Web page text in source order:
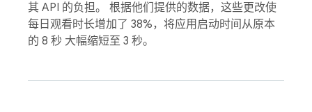
其 API 的负担。 根据他们提供的数据，这些更改使
每日观看时长增加了 38%，将应用启动时间从原本
的 8 秒 大幅缩短至 3 秒。